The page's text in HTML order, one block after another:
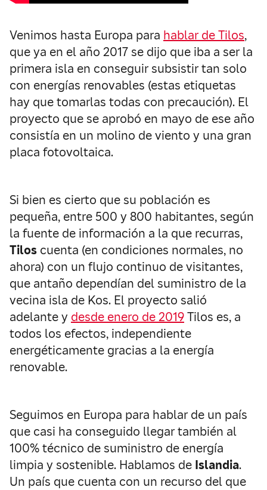
Venimos hasta Europa para hablar de Tilos,
que ya en el año 2017 se dijo que iba a ser la
primera isla en conseguir subsistir tan solo
con energías renovables (estas etiquetas
hay que tomarlas todas con precaución). El
proyecto que se aprobó en mayo de ese año
consistía en un molino de viento y una gran
placa fotovoltaica.
Si bien es cierto que su población es
pequeña, entre 500 y 800 habitantes, según
la fuente de información a la que recurras,
Tilos cuenta (en condiciones normales, no
ahora) con un flujo continuo de visitantes,
que antaño dependían del suministro de la
vecina isla de Kos. El proyecto salió
adelante y desde enero de 2019Tilos es, a
todos los efectos, independiente
energéticamente gracias a la energía
renovable.
Seguimos en Europa para hablar de un país
que casi ha conseguido llegar también al
100% técnico de suministro de energía
limpia y sostenible. Hablamos de Islandia.
Un país que cuenta con un recurso del que